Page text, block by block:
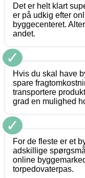
Det er helt klart
er på udkig efter
byggecenteret.
andet.
✓
Hvis du skal have
spare
transportere
grad en mulighed
✓
For de fleste er et
adskillige
online
torpedovaterpas.